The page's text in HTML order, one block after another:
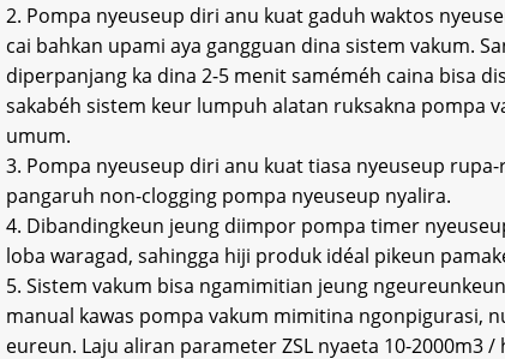
2. Pompa nyeuseup diri anu kuat gaduh waktos
cai bahkan upami aya gangguan dina sistem vakum.
diperpanjang ka dina 2-5 menit saméméh caina bisa
sakabéh sistem keur lumpuh alatan ruksakna pompa
umum.
3. Pompa nyeuseup diri anu kuat tiasa nyeuseup
pangaruh non-clogging pompa nyeuseup nyalira.
4. Dibandingkeun jeung diimpor pompa timer
loba waragad, sahingga hiji produk idéal pikeun
5. Sistem vakum bisa ngamimitian jeung
manual kawas pompa vakum mimitina ngonpigurasi,
eureun. Laju aliran parameter ZSL nyaeta 10-2000m3